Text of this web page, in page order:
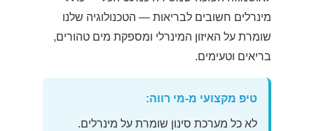
מינרלים חשובים לבריאות — הטכנולוגיה שלנו
שומרת על האיזון המינרלי ומספקת מים טהורים,
בריאים וטעימים.
טיפ מקצועי מ-מי רווה:
לא כל מערכת סינון שומרת על מינרלים.